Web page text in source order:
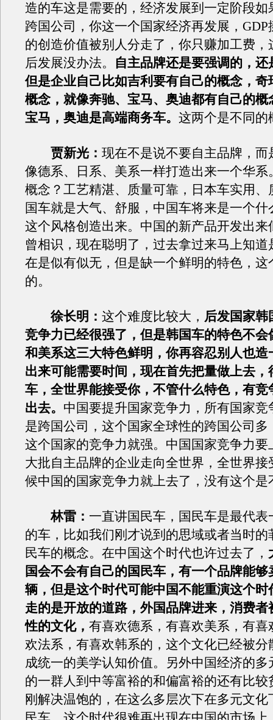
造的车这是需要的，经济发展到一定阶段如
跨国公司，你这一个国家经济再发展，GDP
的创造价值被别人分走了，你只赚加工费，
后发展没办法。 自主品牌还是要强调的，还
但是企业自己比如吉利要有自己的概念，奇
概念，就像奔驰、宝马、奥迪都有自己的概
宝马，奥迪是高端商务车。 这两个是不同的
贾新光： 现在不是说不要自主品牌，而
像德系、日系、美系一样打造出来一个华系
概念？工艺精湛、质量可靠，日本车实用、
国车就是大气、舒服，中国车将来是一个什
这个风格创造出来。中国的新产品开发出来
曾相识，现在聪明了，过去拿过来马上知道
在是似有似无，但是缺一个鲜明的特色，这
的。
徐长明： 这个难度比较大， 后发国家韩
竞争力已经很强了，但是韩国车的特色不会
和美系这三大特色鲜明，你再容忍别人也造
出来可能需要时间，现在首先把量做上去，
车，全世界能接受你，不管什么特色，有竞
出去。 中国要提升国家竞争力，所有国家竞
是跨国公司，这个国家全球性的跨国公司多
这个国家的竞争力就强。中国国家竞争力要
大批自主品牌的企业走向全世界，全世界接
候中国的国家竞争力就上去了，没有这个是
林雷： 一直讲国民车，国民车是最代表
的车，比如我们刚才说到的思域或者当时的
民车的概念。在中国这个时代也许过去了，
国会不会有自己的国民车，有一个品牌能够
辆，但是这个时代可能中国不能重演这个时
走的是开放的道路，外国品牌进来，消费者
性的文化， 有喜欢德系，有喜欢美系，有喜
欢法系，有喜欢韩系的，这个文化已经被分
成统一的美学认知价值。另外中国经济的多
的一群人到中等富裕的和偏富裕的还有比较
刚解决温饱的，在这么多层次下在多元文化